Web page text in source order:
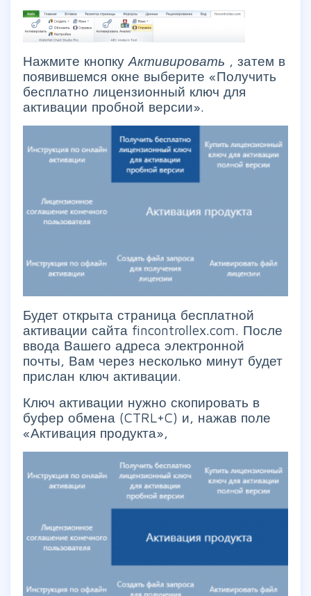
Нажмите кнопку Активировать , затем в
появившемся окне выберите «Получить
бесплатно лицензионный ключ для
активации пробной версии».
Будет открыта страница бесплатной
активации сайта fincontrollex.com. После
ввода Вашего адреса электронной
почты, Вам через несколько минут будет
прислан ключ активации.
Ключ активации нужно скопировать в
буфер обмена (CTRL+C) и, нажав поле
«Активация продукта»,